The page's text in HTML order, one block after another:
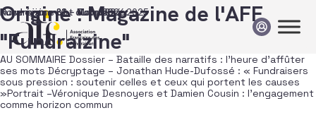
Passer au contenu
Origine :Magazine de l'AFF
"Fundraizine"
Fundraizine 83 – Juin 2026
AU SOMMAIRE Dossier – Bataille des narratifs : l’heure d’affûter
ses mots Décryptage – Jonathan Hude-Dufossé : « Fundraisers
sous pression : soutenir celles et ceux qui portent les causes
»Portrait –Véronique Desnoyers et Damien Cousin : l’engagement
comme horizon commun
Fundraizine 82 – Mars 2026
Nos régions ont du talent
Fundraizine 81 – Novembre 2025